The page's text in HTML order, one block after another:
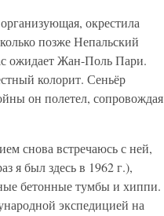
окрестила
позже Непальский
ожидает Жан-Поль Пари.
колорит. Сеньёр
он полетел, сопровождая
снова встречаюсь с ней,
я был здесь в 1962 г.),
бетонные тумбы и хиппи.
экспедицией на